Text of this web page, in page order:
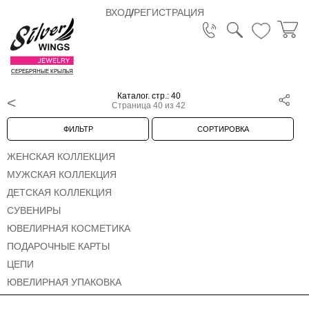
ВХОД/РЕГИСТРАЦИЯ
СЕРЕБРЯНЫЕ КРЫЛЬЯ
Каталог. стр.: 40
Страница 40 из 42
ФИЛЬТР СОРТИРОВКА
ЖЕНСКАЯ КОЛЛЕКЦИЯ
МУЖСКАЯ КОЛЛЕКЦИЯ
ДЕТСКАЯ КОЛЛЕКЦИЯ
СУВЕНИРЫ
ЮВЕЛИРНАЯ КОСМЕТИКА
ПОДАРОЧНЫЕ КАРТЫ
ЦЕПИ
ЮВЕЛИРНАЯ УПАКОВКА